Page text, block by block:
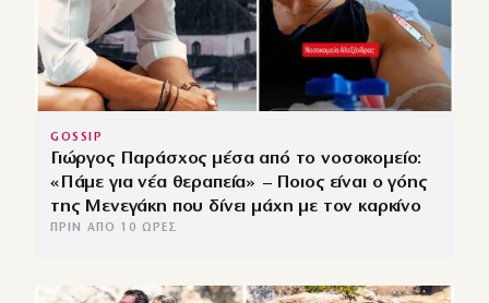
GOSSIP
Γιώργος Παράσχος μέσα από το νοσοκομείο:
«Πάμε για νέα θεραπεία» – Ποιος είναι ο γόης
της Μενεγάκη που δίνει μάχη με τον καρκίνο
ΠΡΙΝ ΑΠΌ 10 ΏΡΕΣ